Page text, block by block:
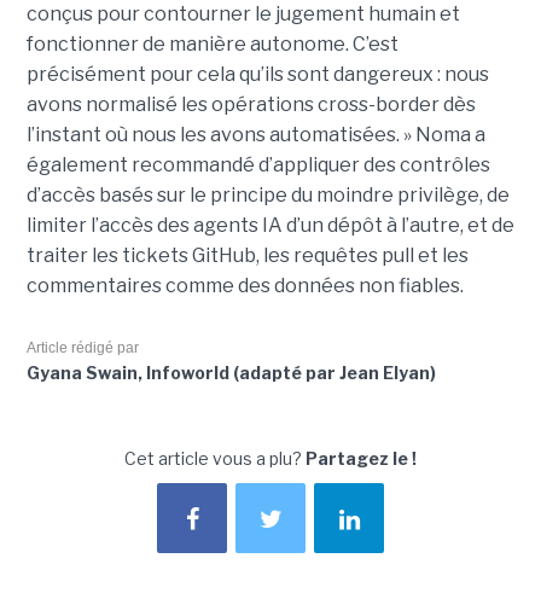
conçus pour contourner le jugement humain et
fonctionner de manière autonome. C’est
précisément pour cela qu’ils sont dangereux : nous
avons normalisé les opérations cross-border dès
l’instant où nous les avons automatisées. » Noma a
également recommandé d’appliquer des contrôles
d’accès basés sur le principe du moindre privilège, de
limiter l’accès des agents IA d’un dépôt à l’autre, et de
traiter les tickets GitHub, les requêtes pull et les
commentaires comme des données non fiables.
Article rédigé par
Gyana Swain, Infoworld (adapté par Jean Elyan)
Cet article vous a plu? Partagez le !